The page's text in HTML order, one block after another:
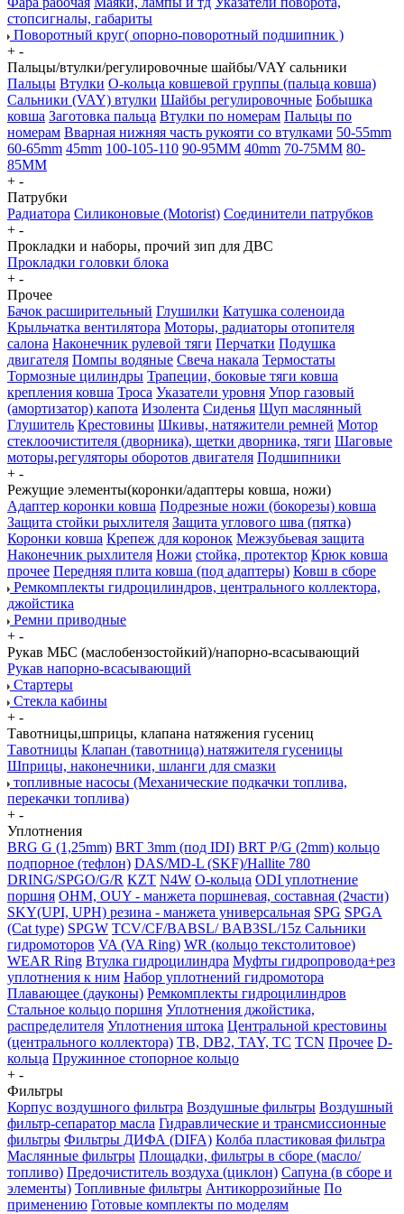
стопсигналы, габариты
Поворотный круг( опорно-поворотный подшипник )
+ -
Пальцы/втулки/регулировочные шайбы/VAY сальники
Пальцы Втулки О-кольца ковшевой группы (пальца ковша)
Сальники (VAY) втулки Шайбы регулировочные Бобышка
ковша Заготовка пальца Втулки по номерам Пальцы по
номерам Вварная нижняя часть рукояти со втулками 50-55mm
60-65mm 45mm 100-105-110 90-95MM 40mm 70-75MM 80-
85MM
+ -
Патрубки
Радиатора Силиконовые (Motorist) Соединители патрубков
+ -
Прокладки и наборы, прочий зип для ДВС
Прокладки головки блока
+ -
Прочее
Бачок расширительный Глушилки Катушка соленоида
Крыльчатка вентилятора Моторы, радиаторы отопителя
салона Наконечник рулевой тяги Перчатки Подушка
двигателя Помпы водяные Свеча накала Термостаты
Тормозные цилиндры Трапеции, боковые тяги ковша
крепления ковша Троса Указатели уровня Упор газовый
(амортизатор) капота Изолента Сиденья Щуп маслянный
Глушитель Крестовины Шкивы, натяжители ремней Мотор
стеклоочистителя (дворника), щетки дворника, тяги Шаговые
моторы,регуляторы оборотов двигателя Подшипники
+ -
Режущие элементы(коронки/адаптеры ковша, ножи)
Адаптер коронки ковша Подрезные ножи (бокорезы) ковша
Защита стойки рыхлителя Защита углового шва (пятка)
Коронки ковша Крепеж для коронок Межзубьевая защита
Наконечник рыхлителя Ножи стойка, протектор Крюк ковша
прочее Передняя плита ковша (под адаптеры) Ковш в сборе
Ремкомплекты гидроцилиндров, центрального коллектора,
джойстика
Ремни приводные
+ -
Рукав МБС (маслобензостойкий)/напорно-всасывающий
Рукав напорно-всасывающий
Стартеры
Стекла кабины
+ -
Тавотницы,шприцы, клапана натяжения гусениц
Тавотницы Клапан (тавотница) натяжителя гусеницы
Шприцы, наконечники, шланги для смазки
топливные насосы (Механические подкачки топлива,
перекачки топлива)
+ -
Уплотнения
BRG G (1,25mm) BRT 3mm (под IDI) BRT P/G (2mm) кольцо
подпорное (тефлон) DAS/MD-L (SKF)/Hallite 780
DRING/SPGO/G/R KZT N4W O-кольца ODI уплотнение
поршня OHM, OUY - манжета поршневая, составная (2части)
SKY(UPI, UPH) резина - манжета универсальная SPG SPGA
(Cat type) SPGW TCV/CF/BABSL/ BAB3SL/15z Сальники
гидромоторов VA (VA Ring) WR (кольцо текстолитовое)
WEAR Ring Втулка гидроцилиндра Муфты гидропровода+рез
уплотнения к ним Набор уплотнений гидромотора
Плавающее (дауконы) Ремкомплекты гидроцилиндров
Стальное кольцо поршня Уплотнения джойстика,
распределителя Уплотнения штока Центральной крестовины
(центрального коллектора) TB, DB2, TAY, TC TCN Прочее D-
кольца Пружинное стопорное кольцо
+ -
Фильтры
Корпус воздушного фильтра Воздушные фильтры Воздушный
фильтр-сепаратор масла Гидравлические и трансмиссионные
фильтры Фильтры ДИФА (DIFA) Колба пластиковая фильтра
Маслянные фильтры Площадки, фильтры в сборе (масло/
топливо) Предочиститель воздуха (циклон) Сапуна (в сборе и
элементы) Топливные фильтры Антикоррозийные По
применению Готовые комплекты по моделям